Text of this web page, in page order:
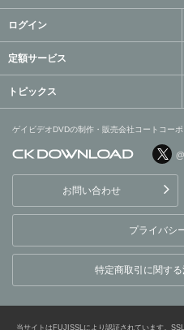
ログイン
定額サービス
トピックス
ゲイビデオDVDの制作・販売会社コートコー
ョンが運営する公式動画配
信サイト
お問い合わせ
プライバシ
特定商取引に関す
当サイトはFUJISSLにより認証されています。